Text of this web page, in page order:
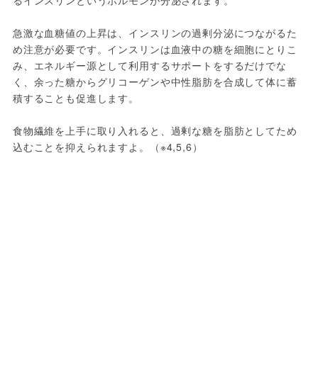
急激な血糖値の上昇は、インスリンの過剰分泌につながるた
め注意が必要です。インスリンは血液中の糖を細胞にとりこ
み、エネルギー源として利用するサポートをするだけでな
く、余った糖からグリコーゲンや中性脂肪を合成して体に蓄
積することも促進します。
食物繊維を上手に取り入れると、過剰な糖を脂肪としてため
込むことを抑えられますよ。（※4,5,6）